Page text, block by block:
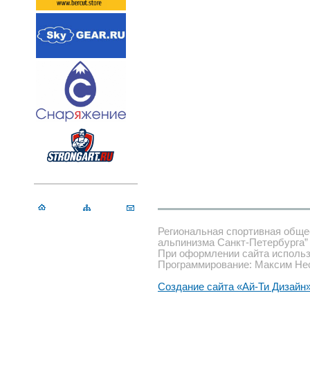
Региональная спортивная
альпинизма Санкт-Петербурга”
При оформлении сайта
Программирование: Максим
Создание сайта «Ай-Ти